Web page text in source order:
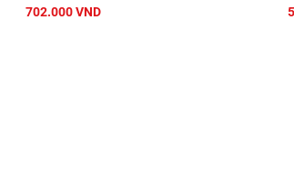
702.000 VND